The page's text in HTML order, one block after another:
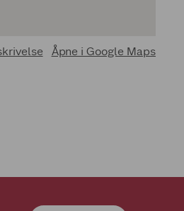
Åpne i Google Maps